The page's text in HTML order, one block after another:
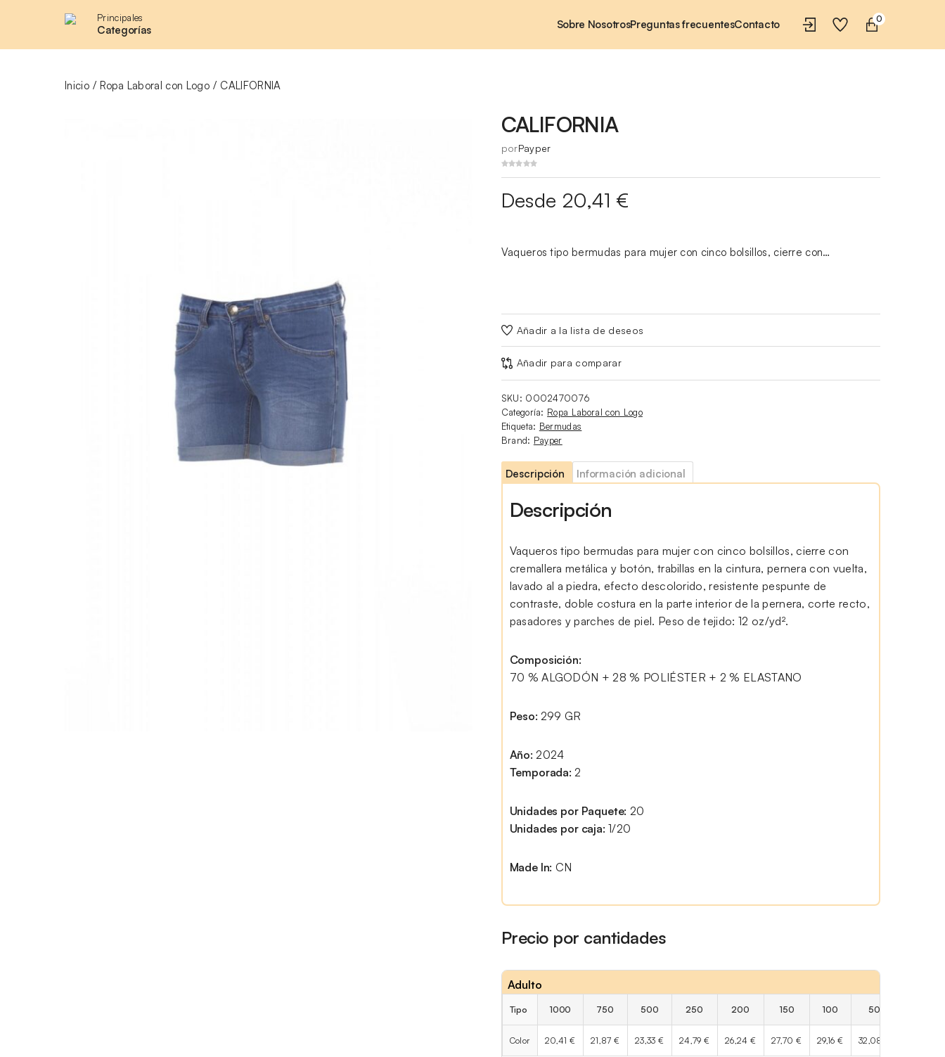
Principales
Categorías Sobre NosotrosPreguntas frecuentesContacto 0
Inicio Ropa Laboral con Logo CALIFORNIA
CALIFORNIA
porPayper
Desde 20,41 €
Vaqueros tipo bermudas para mujer con cinco bolsillos, cierre con…
Añadir a la lista de deseos
Añadir para comparar
SKU: 0002470076
Categoría: Ropa Laboral con Logo
Etiqueta: Bermudas
Brand: Payper
Descripción Información adicional
Descripción
Vaqueros tipo bermudas para mujer con cinco bolsillos, cierre con
cremallera metálica y botón, trabillas en la cintura, pernera con vuelta,
lavado al a piedra, efecto descolorido, resistente pespunte de
contraste, doble costura en la parte interior de la pernera, corte recto,
pasadores y parches de piel. Peso de tejido: 12 oz/yd².
Composición:
70 % ALGODÓN + 28 % POLIÉSTER + 2 % ELASTANO
Peso: 299 GR
Año: 2024
Temporada: 2
Unidades por Paquete: 20
Unidades por caja: 1/20
Made In: CN
Precio por cantidades
Adulto
Tipo 1000 750 500 250 200 150 100 50
Color 20,41 € 21,87 € 23,33 € 24,79 € 26,24 € 27,70 € 29,16 € 32,08 €